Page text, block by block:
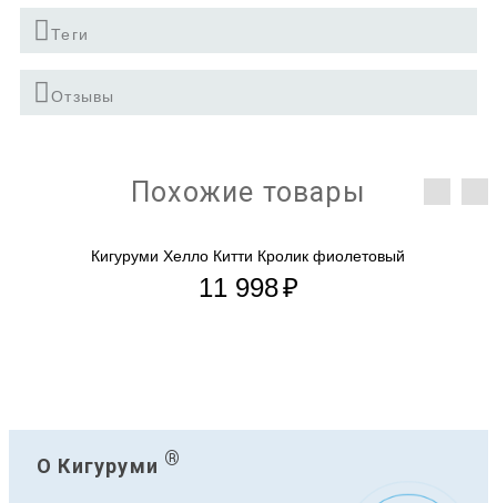
Теги
Отзывы
Похожие товары
Кигуруми Хелло Китти Зайчик фиолетовый
11 998
О Кигуруми ®